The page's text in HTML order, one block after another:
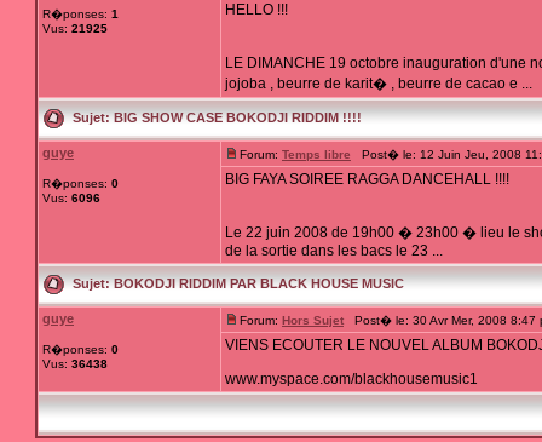
R�ponses: 1
Vus: 21925
HELLO !!!
LE DIMANCHE 19 octobre inauguration d'une
jojoba , beurre de karit� , beurre de cacao e ...
Sujet:BIG SHOW CASE BOKODJI RIDDIM !!!!
guye
R�ponses: 0
Vus: 6096
Forum: Temps libre Post� le: 12 Juin Jeu, 2008
BIG FAYA SOIREE RAGGA DANCEHALL !!!!
Le 22 juin 2008 de 19h00 � 23h00 � lieu le
de la sortie dans les bacs le 23 ...
Sujet:BOKODJI RIDDIM PAR BLACK HOUSE MUSIC
guye
R�ponses: 0
Vus: 36438
Forum: Hors Sujet Post� le: 30 Avr Mer, 2008
VIENS ECOUTER LE NOUVEL ALBUM
www.myspace.com/blackhousemusic1